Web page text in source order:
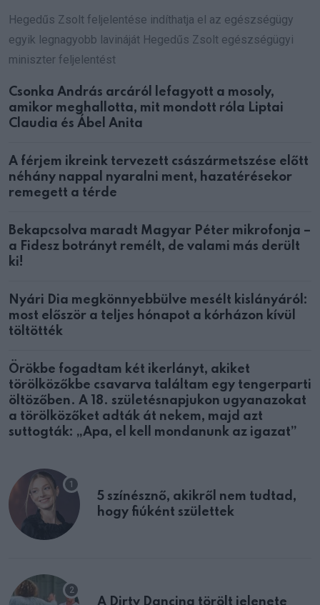
Hegedűs Zsolt feljelentése indíthatja el az egészségügy
egyik legnagyobb lavináját Hegedűs Zsolt egészségügyi
miniszter feljelentést
Csonka András arcáról lefagyott a mosoly,
amikor meghallotta, mit mondott róla Liptai
Claudia és Ábel Anita
A férjem ikreink tervezett császármetszése előtt
néhány nappal nyaralni ment, hazatérésekor
remegett a térde
Bekapcsolva maradt Magyar Péter mikrofonja –
a Fidesz botrányt remélt, de valami más derült
ki!
Nyári Dia megkönnyebbülve mesélt kislányáról:
most először a teljes hónapot a kórházon kívül
töltötték
Örökbe fogadtam két ikerlányt, akiket
törölközőkbe csavarva találtam egy tengerparti
öltözőben. A 18. születésnapjukon ugyanazokat
a törölközőket adták át nekem, majd azt
suttogták: „Apa, el kell mondanunk az igazat”
5 színésznő, akikről nem tudtad,
hogy fiúként születtek
A Dirty Dancing törölt jelenete